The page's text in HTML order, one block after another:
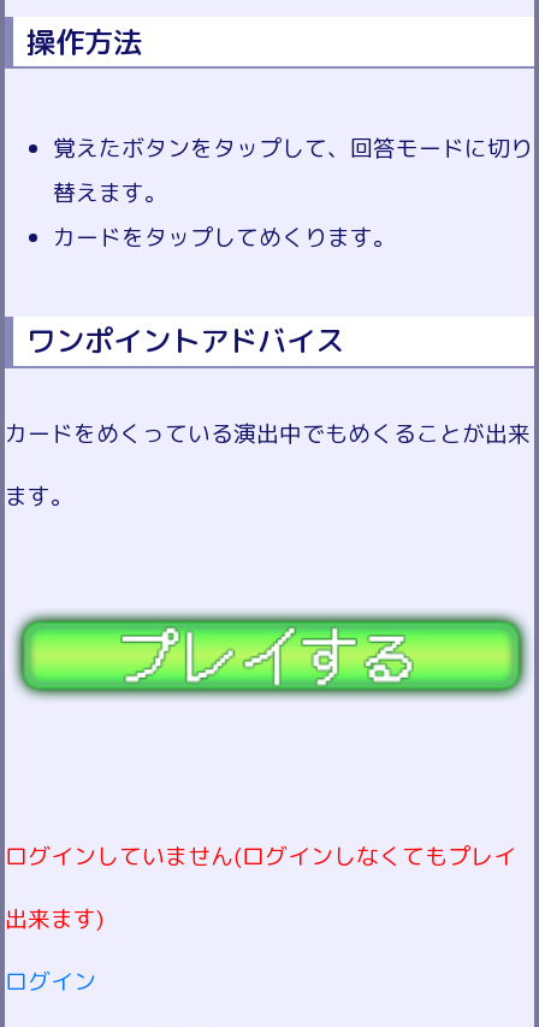
操作方法
覚えたボタンをタップして、回答モードに切り
替えます。
カードをタップしてめくります。
ワンポイントアドバイス
カードをめくっている演出中でもめくることが出来
ます。
ログインしていません(ログインしなくてもプレイ
出来ます)
ログイン